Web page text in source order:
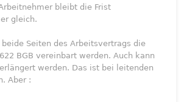
bleibt die Frist
gleich.
Seiten des Arbeitsvertrags die
BGB vereinbart werden. Auch kann
werden. Das ist bei leitenden
Aber :